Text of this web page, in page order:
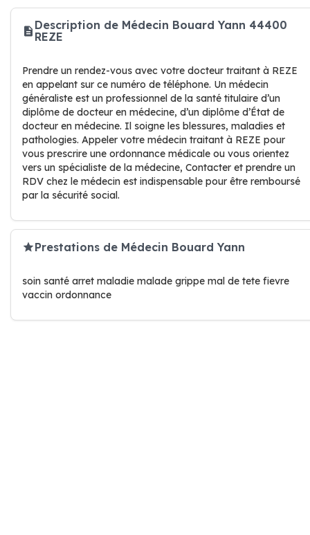
Description de Médecin Bouard Yann 44400
REZE
Prendre un rendez-vous avec votre docteur traitant à REZE
en appelant sur ce numéro de téléphone. Un médecin
généraliste est un professionnel de la santé titulaire d’un
diplôme de docteur en médecine, d’un diplôme d’État de
docteur en médecine. Il soigne les blessures, maladies et
pathologies. Appeler votre médecin traitant à REZE pour
vous prescrire une ordonnance médicale ou vous orientez
vers un spécialiste de la médecine, Contacter et prendre un
RDV chez le médecin est indispensable pour être remboursé
par la sécurité social.
Prestations de Médecin Bouard Yann
soin santé arret maladie malade grippe mal de tete fievre
vaccin ordonnance